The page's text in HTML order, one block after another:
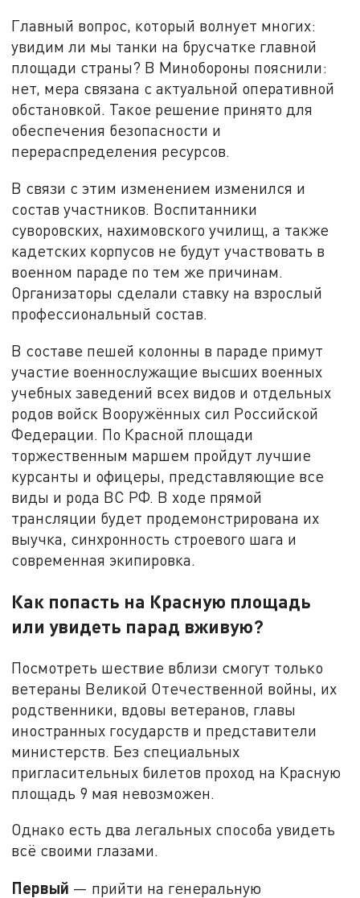
Главный вопрос, который волнует многих:
увидим ли мы танки на брусчатке главной
площади страны? В Минобороны пояснили:
нет, мера связана с актуальной оперативной
обстановкой. Такое решение принято для
обеспечения безопасности и
перераспределения ресурсов.
В связи с этим изменением изменился и
состав участников. Воспитанники
суворовских, нахимовского училищ, а также
кадетских корпусов не будут участвовать в
военном параде по тем же причинам.
Организаторы сделали ставку на взрослый
профессиональный состав.
В составе пешей колонны в параде примут
участие военнослужащие высших военных
учебных заведений всех видов и отдельных
родов войск Вооружённых сил Российской
Федерации. По Красной площади
торжественным маршем пройдут лучшие
курсанты и офицеры, представляющие все
виды и рода ВС РФ. В ходе прямой
трансляции будет продемонстрирована их
выучка, синхронность строевого шага и
современная экипировка.
Как попасть на Красную площадь
или увидеть парад вживую?
Посмотреть шествие вблизи смогут только
ветераны Великой Отечественной войны, их
родственники, вдовы ветеранов, главы
иностранных государств и представители
министерств. Без специальных
пригласительных билетов проход на Красную
площадь 9 мая невозможен.
Однако есть два легальных способа увидеть
всё своими глазами.
Первый — прийти на генеральную